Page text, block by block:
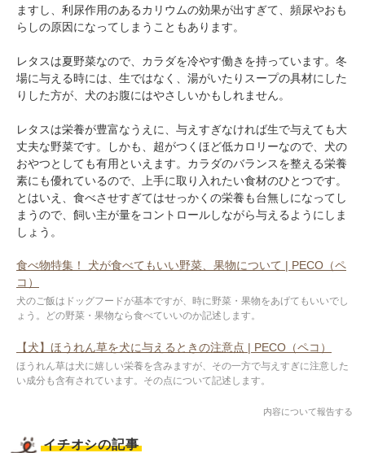
ますし、利尿作用のあるカリウムの効果が出すぎて、頻尿やおも
らしの原因になってしまうこともあります。
レタスは夏野菜なので、カラダを冷やす働きを持っています。冬
場に与える時には、生ではなく、湯がいたりスープの具材にした
りした方が、犬のお腹にはやさしいかもしれません。
レタスは栄養が豊富なうえに、与えすぎなければ生で与えても大
丈夫な野菜です。しかも、超がつくほど低カロリーなので、犬の
おやつとしても有用といえます。カラダのバランスを整える栄養
素にも優れているので、上手に取り入れたい食材のひとつです。
とはいえ、食べさせすぎてはせっかくの栄養も台無しになってし
まうので、飼い主が量をコントロールしながら与えるようにしま
しょう。
食べ物特集！ 犬が食べてもいい野菜、果物について | PECO（ペ
コ）
犬のご飯はドッグフードが基本ですが、時に野菜・果物をあげてもいいでし
ょう。どの野菜・果物なら食べていいのか記述します。
【犬】ほうれん草を犬に与えるときの注意点 | PECO（ペコ）
ほうれん草は犬に嬉しい栄養を含みますが、その一方で与えすぎに注意した
い成分も含有されています。その点について記述します。
内容について報告する
イチオシの記事